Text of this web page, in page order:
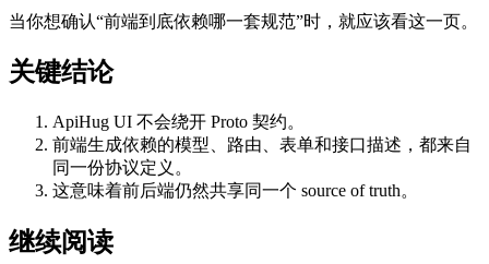
当你想确认“前端到底依赖哪一套规范”时，就应该看这一页。
关键结论
ApiHug UI 不会绕开 Proto 契约。
前端生成依赖的模型、路由、表单和接口描述，都来自
同一份协议定义。
这意味着前后端仍然共享同一个 source of truth。
继续阅读